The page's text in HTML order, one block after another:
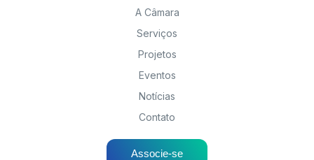
A Câmara
Serviços
Projetos
Eventos
Notícias
Contato
Associe-se